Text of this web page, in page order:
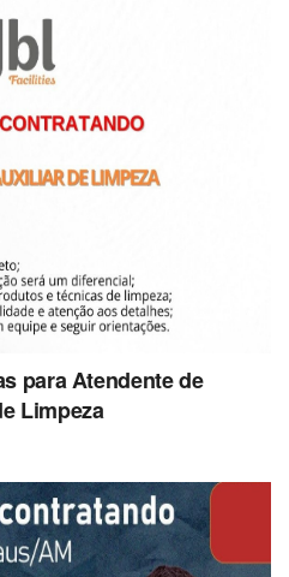
para Atendente de
Limpeza